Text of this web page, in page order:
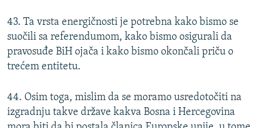
43. Ta vrsta energičnosti je potrebna kako bismo se
suočili sa referendumom, kako bismo osigurali da
pravosuđe BiH ojača i kako bismo okončali priču o
trećem entitetu.
44. Osim toga, mislim da se moramo usredotočiti na
izgradnju takve države kakva Bosna i Hercegovina